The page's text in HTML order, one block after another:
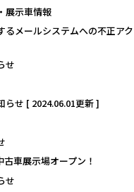
展示車情報
るメールシステムへの不正アク
せ
らせ [ 2024.06.01更新 ]
車展示場オープン！
せ